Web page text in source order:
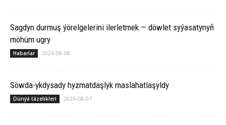
Sagdyn durmuş ýörelgelerini ilerletmek — döwlet syýasatynyň
möhüm ugry
Habarlar 2026-08-08
Söwda-ykdysady hyzmatdaşlyk maslahatlaşyldy
Dünýä täzelikleri 2026-08-07